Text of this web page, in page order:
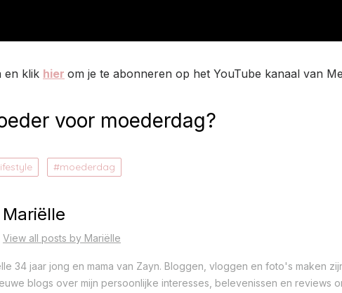
en klik hier om je te abonneren op het YouTube kanaal van
voor moederdag?
moederdag
Mariëlle
View all posts by Mariëlle
34 jaar jong en mama van Zayn. Bloggen, vloggen en foto's maken
blogs over mijn persoonlijke interesses, belevenissen en reviews